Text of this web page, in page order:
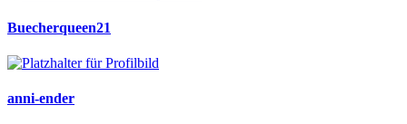
Buecherqueen21
anni-ender